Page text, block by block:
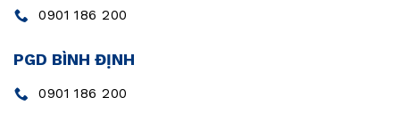
0901 186 200
PGD BÌNH ĐỊNH
0901 186 200